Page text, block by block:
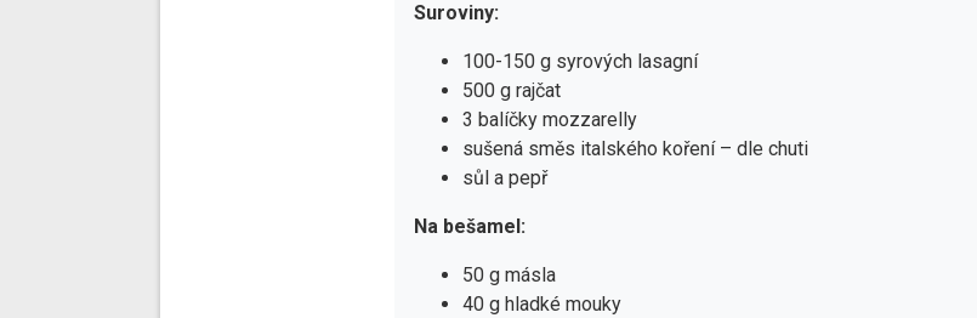
Suroviny:
100-150 g syrových lasagní
500 g rajčat
3 balíčky mozzarelly
sušená směs italského koření – dle chuti
sůl a pepř
Na bešamel:
50 g másla
40 g hladké mouky